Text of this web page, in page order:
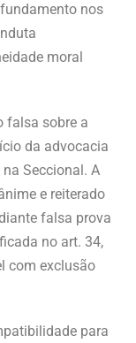
nos
moral
falsa sobre a
da advocacia
Seccional. A
e reiterado
falsa prova
no art. 34,
com exclusão
para